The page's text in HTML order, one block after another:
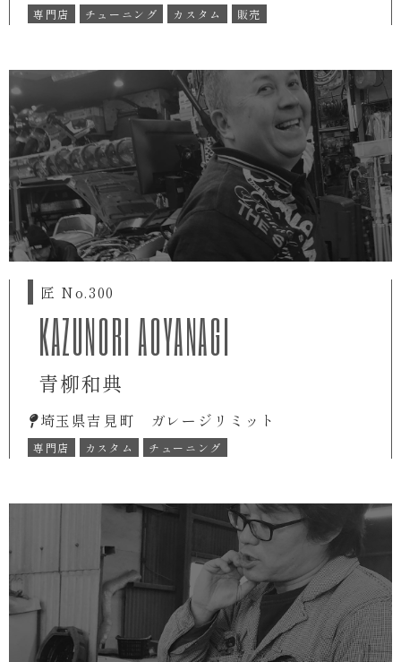
専門店 チューニング カスタム 販売
匠 No.300
KAZUNORI AOYANAGI
青柳和典
埼玉県吉見町 ガレージリミット
専門店 カスタム チューニング